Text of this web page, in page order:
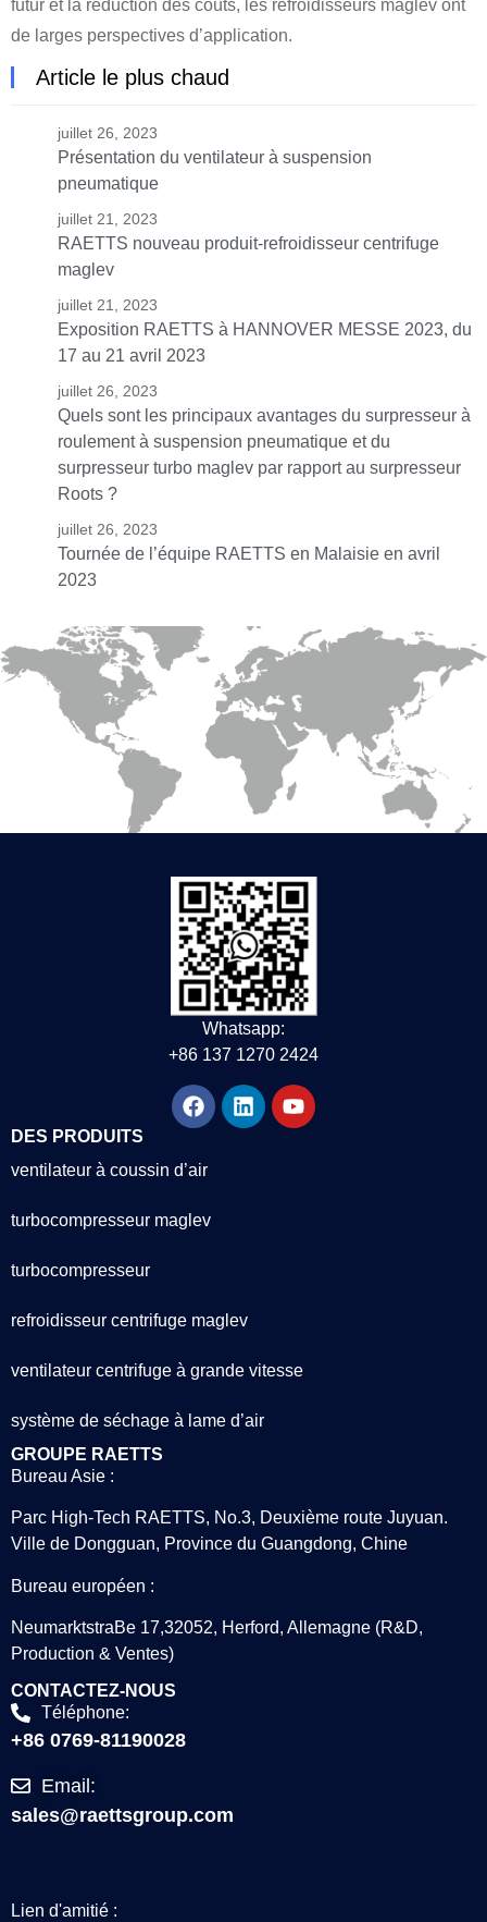
futur et la réduction des coûts, les refroidisseurs maglev ont
de larges perspectives d’application.
Article le plus chaud
juillet 26, 2023
Présentation du ventilateur à suspension
pneumatique
juillet 21, 2023
RAETTS nouveau produit-refroidisseur centrifuge
maglev
juillet 21, 2023
Exposition RAETTS à HANNOVER MESSE 2023, du
17 au 21 avril 2023
juillet 26, 2023
Quels sont les principaux avantages du surpresseur à
roulement à suspension pneumatique et du
surpresseur turbo maglev par rapport au surpresseur
Roots ?
juillet 26, 2023
Tournée de l’équipe RAETTS en Malaisie en avril
2023
Whatsapp:
+86 137 1270 2424
DES PRODUITS
ventilateur à coussin d’air
turbocompresseur maglev
turbocompresseur
refroidisseur centrifuge maglev
ventilateur centrifuge à grande vitesse
système de séchage à lame d’air
GROUPE RAETTS
Bureau Asie :
Parc High-Tech RAETTS, No.3, Deuxième route Juyuan.
Ville de Dongguan, Province du Guangdong, Chine
Bureau européen :
NeumarktstraBe 17,32052, Herford, Allemagne (R&D,
Production & Ventes)
CONTACTEZ-NOUS
Téléphone:
+86 0769-81190028
Email:
sales@raettsgroup.com
Lien d'amitié :